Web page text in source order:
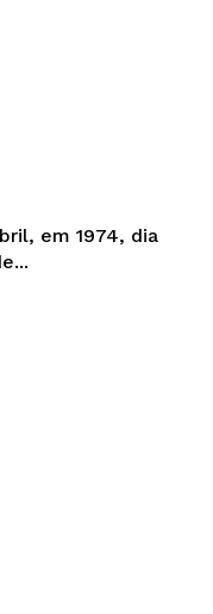
em 1974, dia